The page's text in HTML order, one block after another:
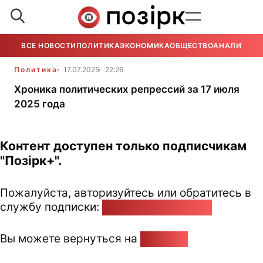
ВСЕ НОВОСТИ ПОЛИТИКАЭКОНОМИКАОБЩЕСТВОАНАЛИТИКА
Политика 17.07.2025 22:26
Хроника политических репрессий за 17 июля
2025 года
Контент доступен только подписчикам
"Позірк+".
Пожалуйста, авторизуйтесь или обратитесь в
службу подписки:
Вы можете вернуться на